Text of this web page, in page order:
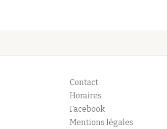
Contact
Horaires
Facebook
Mentions légales